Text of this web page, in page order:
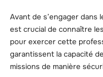
Avant de s’engager dans
est crucial de connaître
pour exercer cette
garantissent la capacité
missions de manière